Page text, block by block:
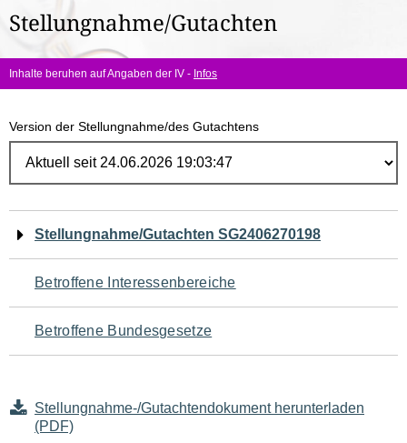
hier:
Stellungnahme/Gutachten
Inhalte beruhen auf Angaben der IV - Infos
Version der Stellungnahme/des Gutachtens
Navigation
für
den
Seiteninhalt
Stellungnahme/Gutachten SG2406270198
Betroffene Interessenbereiche
Betroffene Bundesgesetze
Stellungnahme-/Gutachtendokument herunterladen
(PDF)